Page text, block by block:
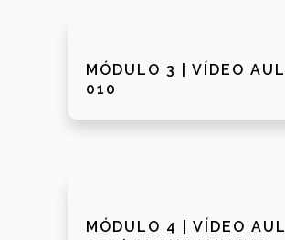
MÓDULO 3 | VÍDEO
010
MÓDULO 4 | VÍDEO